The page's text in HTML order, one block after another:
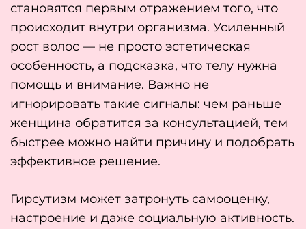
становятся первым отражением того, что
происходит внутри организма. Усиленный
рост волос — не просто эстетическая
особенность, а подсказка, что телу нужна
помощь и внимание. Важно не
игнорировать такие сигналы: чем раньше
женщина обратится за консультацией, тем
быстрее можно найти причину и подобрать
эффективное решение.
Гирсутизм может затронуть самооценку,
настроение и даже социальную активность.